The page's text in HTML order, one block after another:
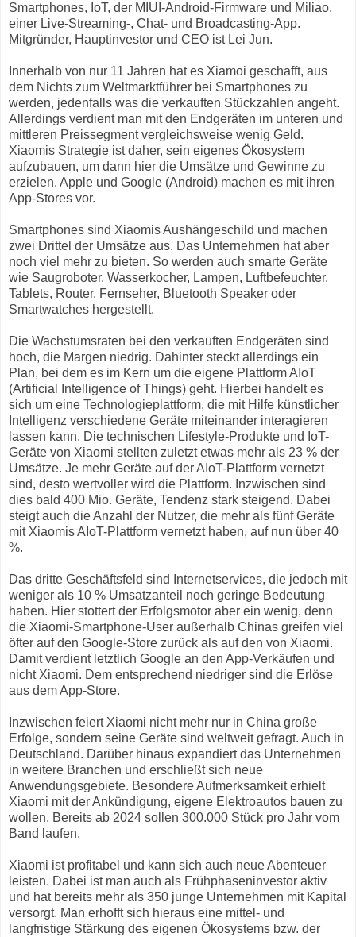
Smartphones, IoT, der MIUI-Android-Firmware und Miliao,
einer Live-Streaming-, Chat- und Broadcasting-App.
Mitgründer, Hauptinvestor und CEO ist Lei Jun.
Innerhalb von nur 11 Jahren hat es Xiamoi geschafft, aus
dem Nichts zum Weltmarktführer bei Smartphones zu
werden, jedenfalls was die verkauften Stückzahlen angeht.
Allerdings verdient man mit den Endgeräten im unteren und
mittleren Preissegment vergleichsweise wenig Geld.
Xiaomis Strategie ist daher, sein eigenes Ökosystem
aufzubauen, um dann hier die Umsätze und Gewinne zu
erzielen. Apple und Google (Android) machen es mit ihren
App-Stores vor.
Smartphones sind Xiaomis Aushängeschild und machen
zwei Drittel der Umsätze aus. Das Unternehmen hat aber
noch viel mehr zu bieten. So werden auch smarte Geräte
wie Saugroboter, Wasserkocher, Lampen, Luftbefeuchter,
Tablets, Router, Fernseher, Bluetooth Speaker oder
Smartwatches hergestellt.
Die Wachstumsraten bei den verkauften Endgeräten sind
hoch, die Margen niedrig. Dahinter steckt allerdings ein
Plan, bei dem es im Kern um die eigene Plattform AIoT
(Artificial Intelligence of Things) geht. Hierbei handelt es
sich um eine Technologieplattform, die mit Hilfe künstlicher
Intelligenz verschiedene Geräte miteinander interagieren
lassen kann. Die technischen Lifestyle-Produkte und IoT-
Geräte von Xiaomi stellten zuletzt etwas mehr als 23 % der
Umsätze. Je mehr Geräte auf der AIoT-Plattform vernetzt
sind, desto wertvoller wird die Plattform. Inzwischen sind
dies bald 400 Mio. Geräte, Tendenz stark steigend. Dabei
steigt auch die Anzahl der Nutzer, die mehr als fünf Geräte
mit Xiaomis AIoT-Plattform vernetzt haben, auf nun über 40
%.
Das dritte Geschäftsfeld sind Internetservices, die jedoch mit
weniger als 10 % Umsatzanteil noch geringe Bedeutung
haben. Hier stottert der Erfolgsmotor aber ein wenig, denn
die Xiaomi-Smartphone-User außerhalb Chinas greifen viel
öfter auf den Google-Store zurück als auf den von Xiaomi.
Damit verdient letztlich Google an den App-Verkäufen und
nicht Xiaomi. Dem entsprechend niedriger sind die Erlöse
aus dem App-Store.
Inzwischen feiert Xiaomi nicht mehr nur in China große
Erfolge, sondern seine Geräte sind weltweit gefragt. Auch in
Deutschland. Darüber hinaus expandiert das Unternehmen
in weitere Branchen und erschließt sich neue
Anwendungsgebiete. Besondere Aufmerksamkeit erhielt
Xiaomi mit der Ankündigung, eigene Elektroautos bauen zu
wollen. Bereits ab 2024 sollen 300.000 Stück pro Jahr vom
Band laufen.
Xiaomi ist profitabel und kann sich auch neue Abenteuer
leisten. Dabei ist man auch als Frühphaseninvestor aktiv
und hat bereits mehr als 350 junge Unternehmen mit Kapital
versorgt. Man erhofft sich hieraus eine mittel- und
langfristige Stärkung des eigenen Ökosystems bzw. der